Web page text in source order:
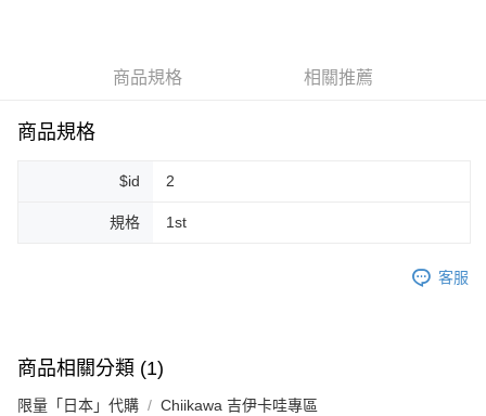
悠遊付
全家純取貨 (先付款
每筆NT$80，滿NT$999(含以上)免運費
商品規格 相關推薦
商品規格
$id 2
規格 1st
客服
商品相關分類 (1)
限量「日本」代購 Chiikawa 吉伊卡哇專區